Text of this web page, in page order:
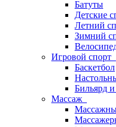
Батуты
Детские
Летний
Зимний
Игровой спорт
Баскетбол
Бильярд
Массаж